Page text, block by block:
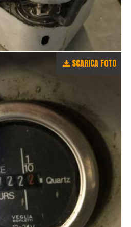
SCARICA FOTO